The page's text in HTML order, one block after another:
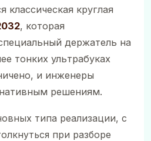
классическая круглая
, которая
держатель на
тонких ультрабуках
и инженеры
решениям.
типа реализации, с
при разборе